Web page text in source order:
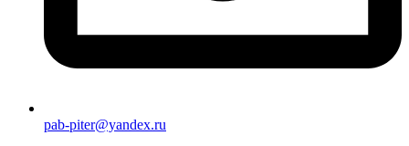
pab-piter@yandex.ru